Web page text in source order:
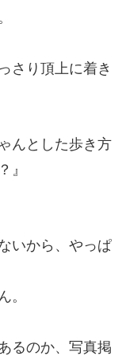
さり頂上に着き
んとした歩き方
』
いから、やっぱ
。
るのか、写真掲